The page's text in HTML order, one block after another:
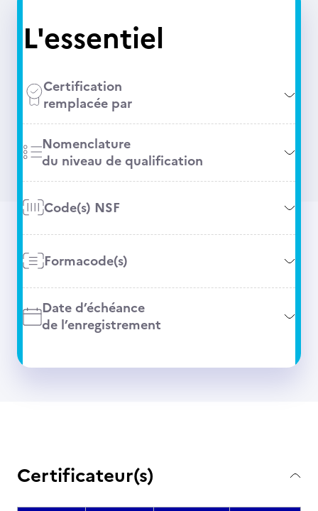
L'essentiel
Certification
remplacée par
Nomenclature
du niveau de qualification
Code(s) NSF
Formacode(s)
Date d’échéance
de l’enregistrement
Certificateur(s)